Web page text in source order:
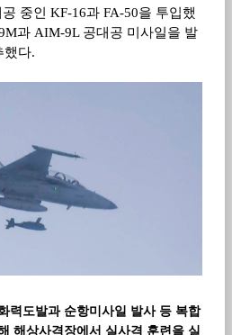
중인 KF-16과FA-50을 투입했
과AIM-9L 공대공 미사일을 발
했다.
력도발과 순항미사일 발사 등 복합
해상사격장에서 실사격 훈련을 실